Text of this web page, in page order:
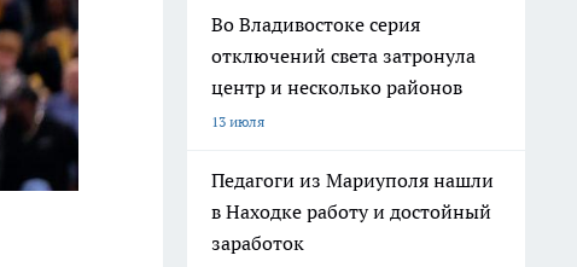
Во Владивостоке серия
отключений света затронула
центр и несколько районов
13 июля
Педагоги из Мариуполя нашли
в Находке работу и достойный
заработок